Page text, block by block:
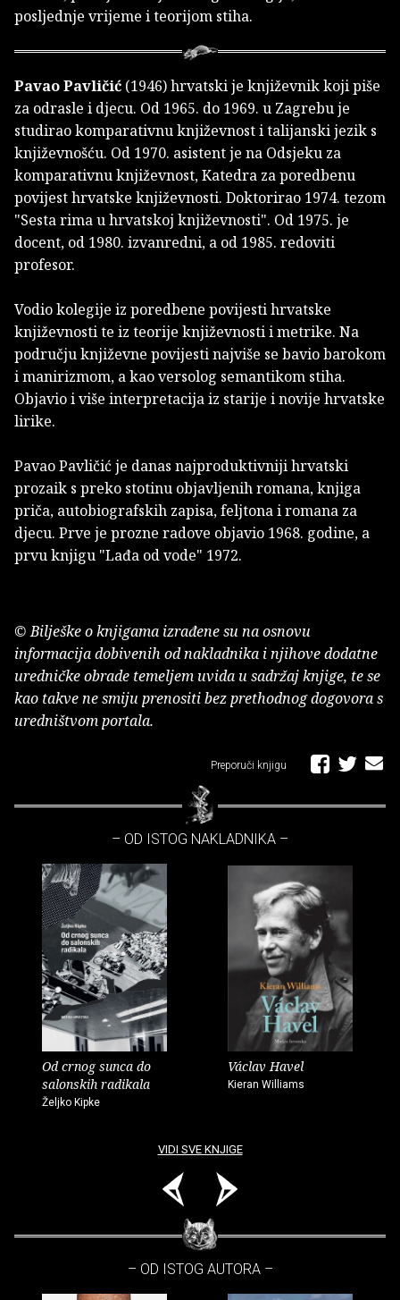
posljednje vrijeme i teorijom stiha.
Pavao Pavličić (1946) hrvatski je književnik koji piše
za odrasle i djecu. Od 1965. do 1969. u Zagrebu je
studirao komparativnu književnost i talijanski jezik s
književnošću. Od 1970. asistent je na Odsjeku za
komparativnu književnost, Katedra za poredbenu
povijest hrvatske književnosti. Doktorirao 1974. tezom
"Sesta rima u hrvatskoj književnosti". Od 1975. je
docent, od 1980. izvanredni, a od 1985. redoviti
profesor.
Vodio kolegije iz poredbene povijesti hrvatske
književnosti te iz teorije književnosti i metrike. Na
području književne povijesti najviše se bavio barokom
i manirizmom, a kao versolog semantikom stiha.
Objavio i više interpretacija iz starije i novije hrvatske
lirike.
Pavao Pavličić je danas najproduktivniji hrvatski
prozaik s preko stotinu objavljenih romana, knjiga
priča, autobiografskih zapisa, feljtona i romana za
djecu. Prve je prozne radove objavio 1968. godine, a
prvu knjigu "Lađa od vode" 1972.
© Bilješke o knjigama izrađene su na osnovu
informacija dobivenih od nakladnika i njihove dodatne
uredničke obrade temeljem uvida u sadržaj knjige, te se
kao takve ne smiju prenositi bez prethodnog dogovora s
uredništvom portala.
Preporuči knjigu
– OD ISTOG NAKLADNIKA –
Od crnog sunca do
salonskih radikala
Željko Kipke
Václav Havel
Kieran Williams
VIDI SVE KNJIGE
– OD ISTOG AUTORA –